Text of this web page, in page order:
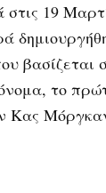
19
βασίζεται
το
Κας